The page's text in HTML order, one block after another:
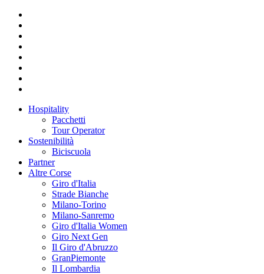
Hospitality
Pacchetti
Tour Operator
Sostenibilità
Biciscuola
Partner
Altre Corse
Giro d'Italia
Strade Bianche
Milano-Torino
Milano-Sanremo
Giro d'Italia Women
Giro Next Gen
Il Giro d'Abruzzo
GranPiemonte
Il Lombardia